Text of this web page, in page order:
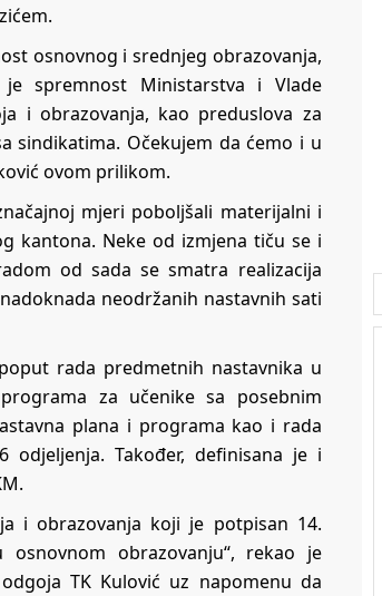
osnovnog i srednjeg obrazovanja,
spremnost Ministarstva i Vlade
i obrazovanja, kao preduslova za
sindikatima. Očekujem da ćemo i u
ovom prilikom.
mjeri poboljšali materijalni i
kantona. Neke od izmjena tiču se i
od sada se smatra realizacija
neodržanih nastavnih sati
rada predmetnih nastavnika u
za učenike sa posebnim
plana i programa kao i rada
Također, definisana je i
i obrazovanja koji je potpisan 14.
obrazovanju“, rekao je
TK Kulović uz napomenu da